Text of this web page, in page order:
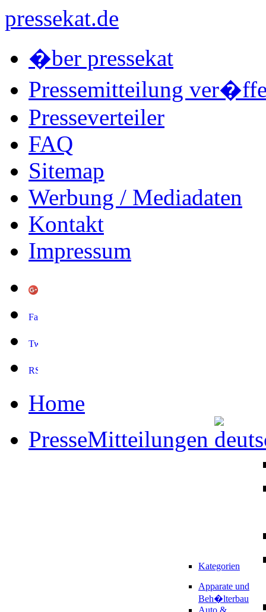
pressekat.de
�ber pressekat
Pressemitteilung
Presseverteiler
FAQ
Sitemap
Werbung / Mediadaten
Kontakt
Impressum
Home
PresseMitteilungen
Kategorien
Apparate und
Beh�lterbau
Auto &